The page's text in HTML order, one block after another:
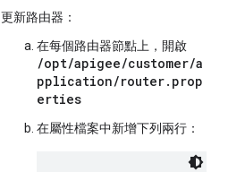
更新路由器：
在每個路由器節點上，開啟
/opt/apigee/customer/a
pplication/router.prop
erties
在屬性檔案中新增下列兩行：